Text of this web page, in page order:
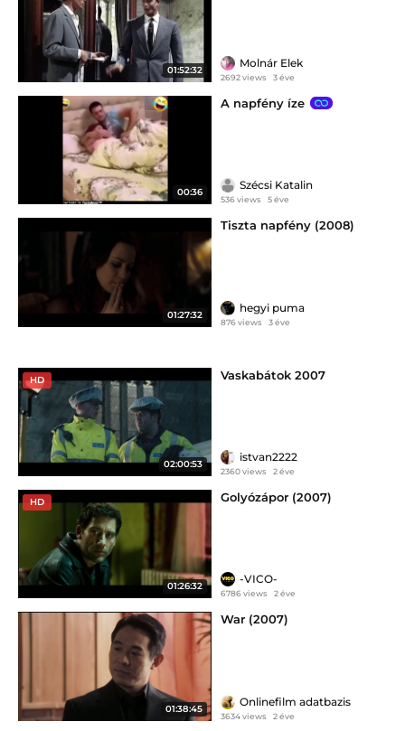
01:52:32
Molnár Elek
2692 views 3 éve
00:36
A napfény íze
Szécsi Katalin
536 views 5 éve
01:27:32
Tiszta napfény (2008)
hegyi puma
876 views 3 éve
HD
02:00:53
Vaskabátok 2007
istvan2222
2360 views 2 éve
HD
01:26:32
Golyózápor (2007)
-VICO-
6786 views 2 éve
01:38:45
War (2007)
Onlinefilm adatbazis
3634 views 2 éve